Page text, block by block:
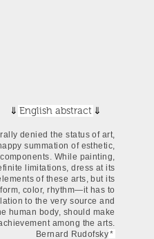
English abstract
denied the status of art,
summation of esthetic,
While painting,
limitations, dress at its
of these arts, but its
color, rhythm—it has to
to the very source and
human body, should make
among the arts.
Bernard Rudofsky*